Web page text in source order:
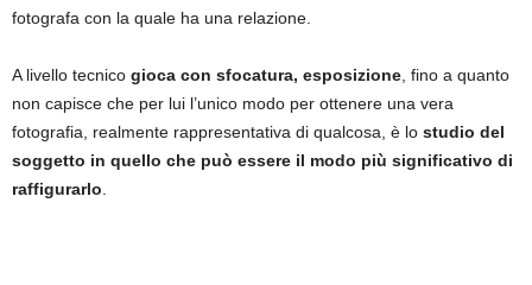
fotografa con la quale ha una relazione.
A livello tecnico gioca con sfocatura, esposizione , fino a quanto
non capisce che per lui l’unico modo per ottenere una vera
fotografia, realmente rappresentativa di qualcosa, è lo studio del
soggetto in quello che può essere il modo più significativo di
raffigurarlo